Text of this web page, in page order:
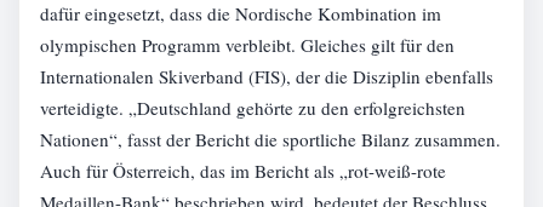
dafür eingesetzt, dass die Nordische Kombination im
olympischen Programm verbleibt. Gleiches gilt für den
Internationalen Skiverband (FIS), der die Disziplin ebenfalls
verteidigte. „Deutschland gehörte zu den erfolgreichsten
Nationen“, fasst der Bericht die sportliche Bilanz zusammen.
Auch für Österreich, das im Bericht als „rot-weiß-rote